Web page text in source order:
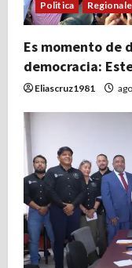
Politica
Es momento de
democracia:
Eliascruz1981